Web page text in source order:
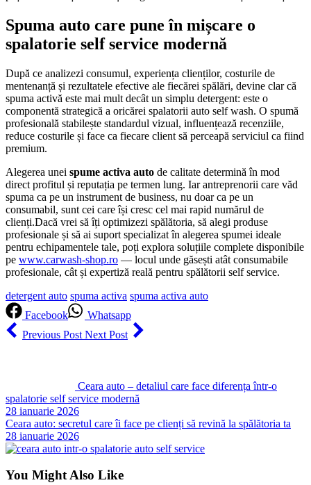
Spuma auto care pune în mișcare o
spalatorie self service modernă
După ce analizezi consumul, experiența clienților, costurile de
mentenanță și rezultatele efective ale fiecărei spălări, devine clar că
spuma activă este mai mult decât un simplu detergent: este o
componentă strategică a oricărei spalatorii auto self wash. O spumă
profesională stabilește standardul vizual, influențează recenziile,
reduce costurile și face ca fiecare client să perceapă serviciul ca fiind
premium.
Alegerea unei spume activa auto de calitate determină în mod
direct profitul și reputația pe termen lung. Iar antreprenorii care văd
spuma ca pe un instrument de business, nu doar ca pe un
consumabil, sunt cei care își cresc cel mai rapid numărul de
clienți.Dacă vrei să îți optimizezi spălătoria, să alegi produse
profesionale și să ai suport specializat în alegerea spumei ideale
pentru echipamentele tale, poți explora soluțiile complete disponibile
pe www.carwash-shop.ro — locul unde găsești atât consumabile
profesionale, cât și expertiză reală pentru spălătorii self service.
detergent auto spuma activa spuma activa auto
Facebook
Whatsapp
Previous Post Next Post
Ceara auto – detaliul care face diferența într-o
spalatorie self service modernă
28 ianuarie 2026
Ceara auto: secretul care îi face pe clienți să revină la spălătoria ta
28 ianuarie 2026
You Might Also Like